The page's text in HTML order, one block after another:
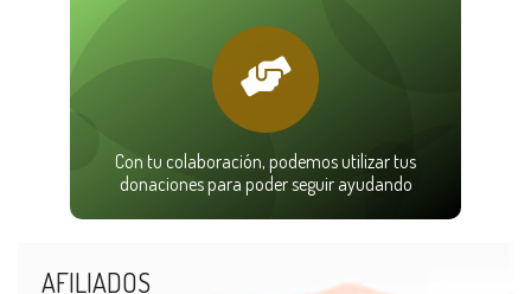
Con tu colaboración, podemos utilizar tus
donaciones para poder seguir ayudando
AFILIADOS